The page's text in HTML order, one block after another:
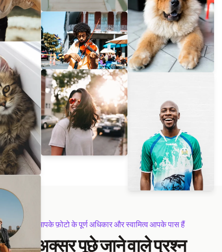
आपके फ़ोटो के पूर्ण अधिकार और स्वामित्व आपके पास हैं
अक्सर पूछे जाने वाले प्रश्न